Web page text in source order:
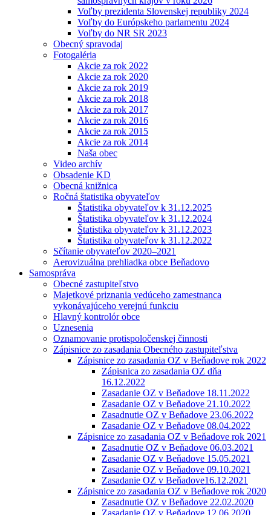
Voľby prezidenta Slovenskej republiky 2024
Voľby do Európskeho parlamentu 2024
Voľby do NR SR 2023
Obecný spravodaj
Fotogaléria
Akcie za rok 2022
Akcie za rok 2020
Akcie za rok 2019
Akcie za rok 2018
Akcie za rok 2017
Akcie za rok 2016
Akcie za rok 2015
Akcie za rok 2014
Naša obec
Video archív
Obsadenie KD
Obecná knižnica
Ročná štatistika obyvateľov
Štatistika obyvateľov k 31.12.2025
Štatistika obyvateľov k 31.12.2024
Štatistika obyvateľov k 31.12.2023
Štatistika obyvateľov k 31.12.2022
Sčítanie obyvateľov 2020–2021
Aerovizuálna prehliadka obce Beňadovo
Samospráva
Obecné zastupiteľstvo
Majetkové priznania vedúceho zamestnanca
vykonávajúceho verejnú funkciu
Hlavný kontrolór obce
Uznesenia
Oznamovanie protispoločenskej činnosti
Zápisnice zo zasadania Obecného zastupiteľstva
Zápisnice zo zasadania OZ v Beňadove rok 2022
Zápisnica zo zasadania OZ dňa
16.12.2022
Zasadanie OZ v Beňadove 18.11.2022
Zasadanie OZ v Beňadove 21.10.2022
Zasadnutie OZ v Beňadove 23.06.2022
Zasadanie OZ v Beňadove 08.04.2022
Zápisnice zo zasadania OZ v Beňadove rok 2021
Zasadnutie OZ v Beňadove 06.03.2021
Zasadanie OZ v Beňadove 15.05.2021
Zasadanie OZ v Beňadove 09.10.2021
Zasadanie OZ v Beňadove16.12.2021
Zápisnice zo zasadania OZ v Beňadove rok 2020
Zasadnutie OZ v Beňadove 22.02.2020
Zasadanie OZ v Beňadove 12.06.2020